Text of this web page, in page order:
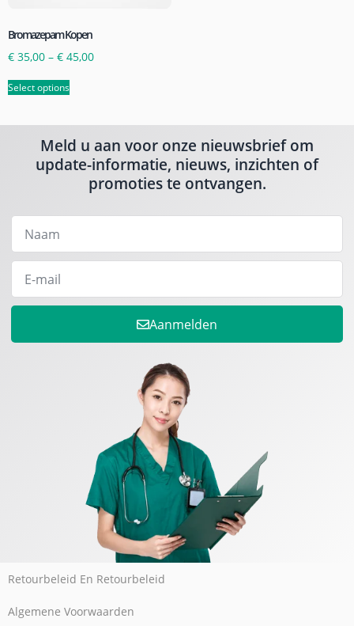
Bromazepam Kopen
€ 35,00 – € 45,00
Select options
Meld u aan voor onze nieuwsbrief om
update-informatie, nieuws, inzichten of
promoties te ontvangen.
Aanmelden
Retourbeleid En Retourbeleid
Algemene Voorwaarden